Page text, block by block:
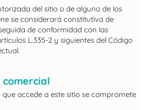
del sitio o de alguno de los
se considerará constitutiva de
de conformidad con las
L.335-2 y siguientes del Código
comercial
accede a este sitio se compromete